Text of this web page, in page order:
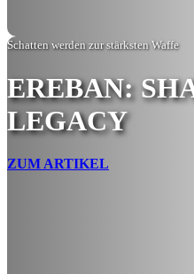
Schatten werden zur stärksten Waffe
EREBAN:
LEGACY
ZUM ARTIKEL